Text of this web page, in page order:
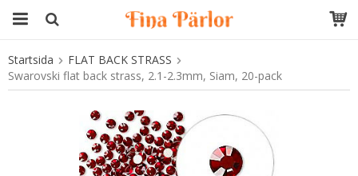
Produkten har blivit tillagd i varukorgen
Startsida
FLAT BACK STRASS
Swarovski flat back strass, 2.1-2.3mm, Siam, 20-pack